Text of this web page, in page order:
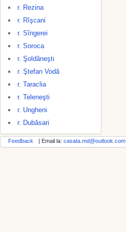
r. Rezina
r. Rîşcani
r. Sîngerei
r. Soroca
r. Şoldăneşti
r. Ştefan Vodă
r. Taraclia
r. Teleneşti
r. Ungheni
r. Dubăsari
Feedback | Email la: casata.md@outlook.com